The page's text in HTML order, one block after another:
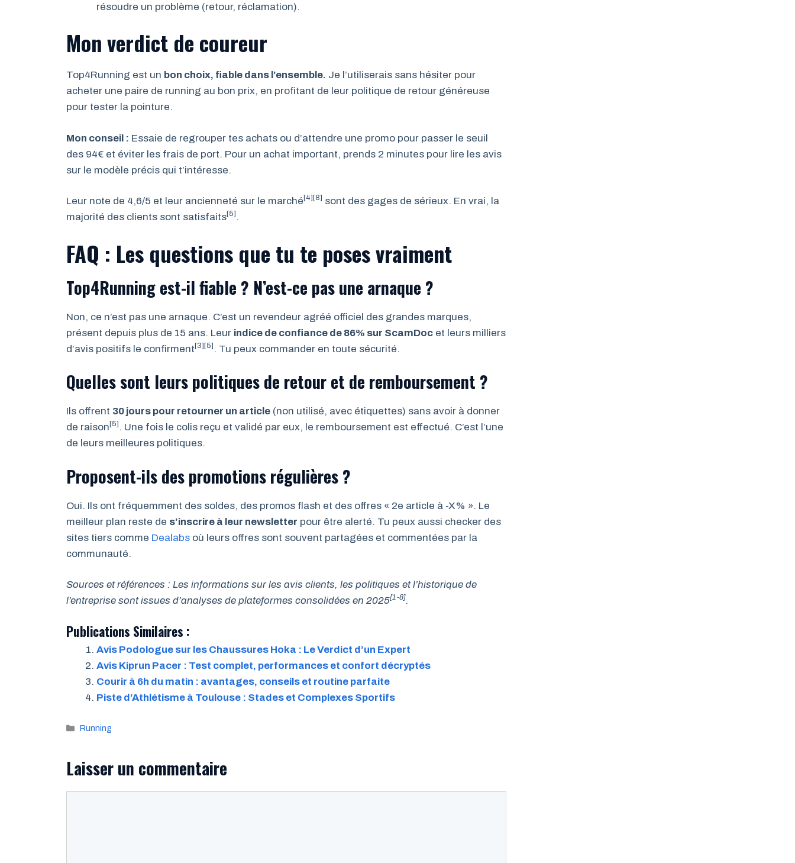
résoudre un problème (retour, réclamation).
Mon verdict de coureur
Top4Running est un bon choix, fiable dans l’ensemble. Je l’utiliserais sans hésiter pour
acheter une paire de running au bon prix, en profitant de leur politique de retour généreuse
pour tester la pointure.
Mon conseil : Essaie de regrouper tes achats ou d’attendre une promo pour passer le seuil
des 94€ et éviter les frais de port. Pour un achat important, prends 2 minutes pour lire les avis
sur le modèle précis qui t’intéresse.
Leur note de 4,6/5 et leur ancienneté sur le marché [4][8] sont des gages de sérieux. En vrai, la
majorité des clients sont satisfaits[5] .
FAQ : Les questions que tu te poses vraiment
Top4Running est-il fiable ? N’est-ce pas une arnaque ?
Non, ce n’est pas une arnaque. C’est un revendeur agréé officiel des grandes marques,
présent depuis plus de 15 ans. Leur indice de confiance de 86% sur ScamDoc et leurs milliers
d’avis positifs le confirment[3][5] . Tu peux commander en toute sécurité.
Quelles sont leurs politiques de retour et de remboursement ?
Ils offrent 30 jours pour retourner un article (non utilisé, avec étiquettes) sans avoir à donner
de raison [5] . Une fois le colis reçu et validé par eux, le remboursement est effectué. C’est l’une
de leurs meilleures politiques.
Proposent-ils des promotions régulières ?
Oui. Ils ont fréquemment des soldes, des promos flash et des offres « 2e article à -X% ». Le
meilleur plan reste de s’inscrire à leur newsletter pour être alerté. Tu peux aussi checker des
sites tiers comme Dealabs où leurs offres sont souvent partagées et commentées par la
communauté.
Sources et références : Les informations sur les avis clients, les politiques et l’historique de
l’entreprise sont issues d’analyses de plateformes consolidées en 2025[1-8].
Publications Similaires :
Avis Podologue sur les Chaussures Hoka : Le Verdict d’un Expert
Avis Kiprun Pacer : Test complet, performances et confort décryptés
Courir à 6h du matin : avantages, conseils et routine parfaite
Piste d’Athlétisme à Toulouse : Stades et Complexes Sportifs
Catégories
Running
Laisser un commentaire